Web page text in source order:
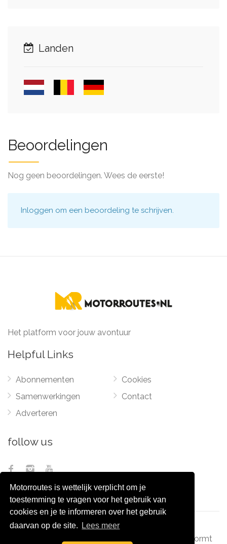
Motorroutes is wettelijk verplicht om je
toestemming te vragen voor het gebruik van
cookies en je te informeren over het gebruik
daarvan op de site.
Lees meer
Landen
Beoordelingen
Nog geen beoordelingen. Wees de eerste!
Inloggen om een beoordeling te schrijven.
Het platform voor jouw avontuur
Helpful Links
Abonnementen
Samenwerkingen
Adverteren
Cookies
Contact
follow us
vormt